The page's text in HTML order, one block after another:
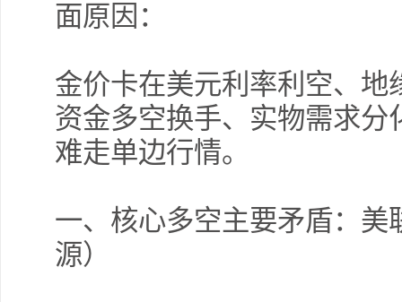
面原因：
金价卡在美元利率利空、
资金多空换手、实物需求
难走单边行情。
一、核心多空主要矛盾：
源）